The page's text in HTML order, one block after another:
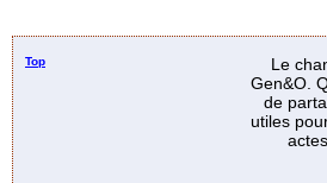
Top
Le
Gen&O.
de
utiles